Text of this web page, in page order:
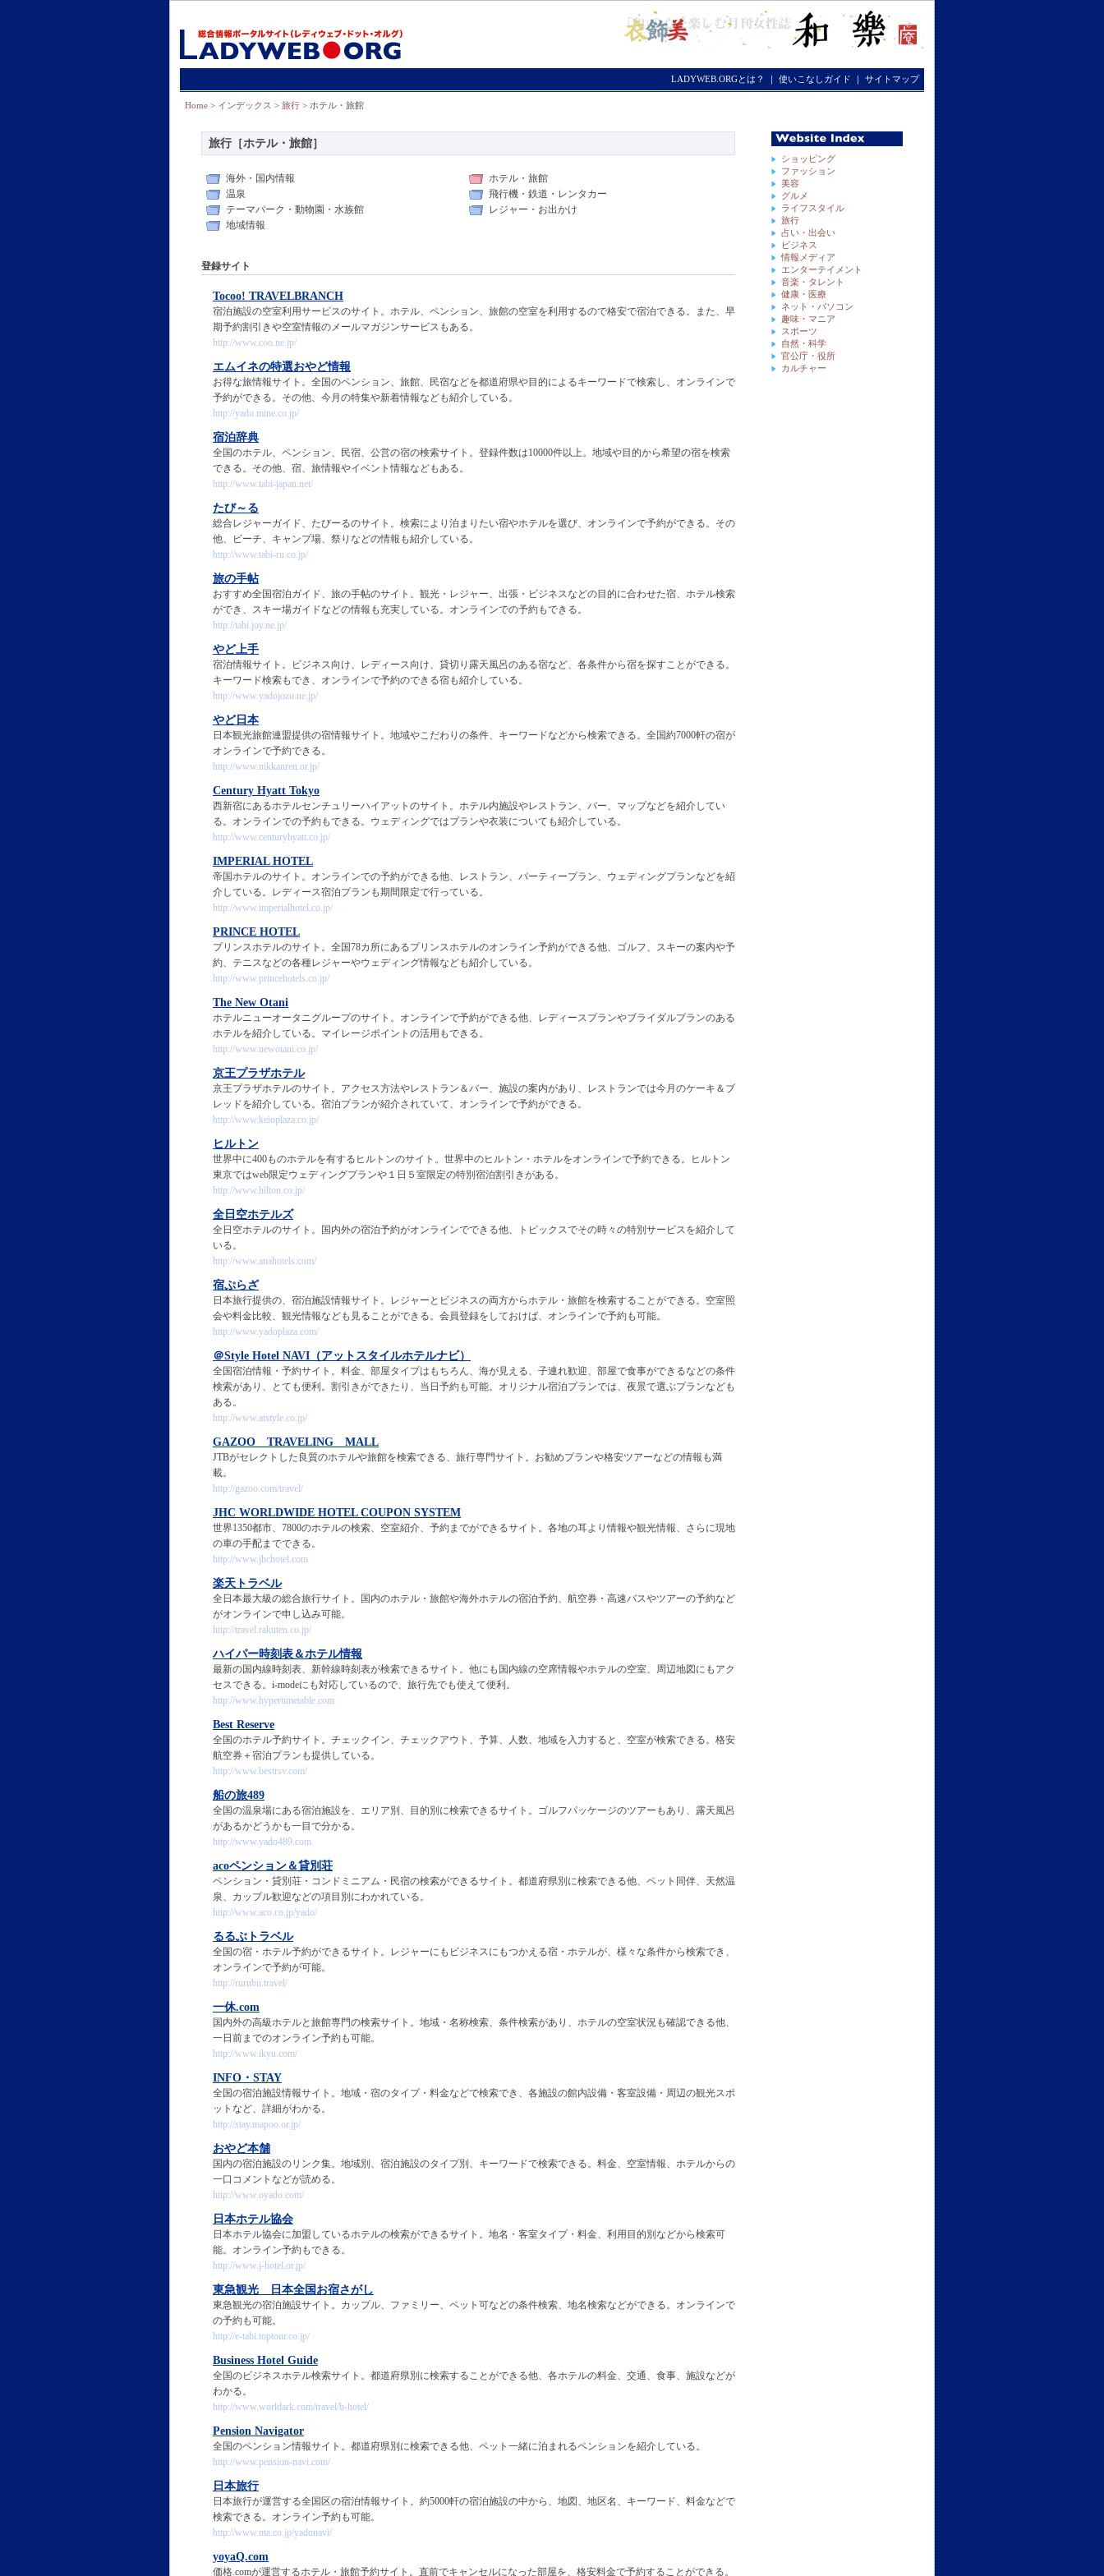
LADYWEB.ORGとは？｜使いこなしガイド｜サイトマップ
Home > インデックス > 旅行 > ホテル・旅館
旅行［ホテル・旅館］
海外・国内情報
ホテル・旅館
温泉
飛行機・鉄道・レンタカー
テーマパーク・動物園・水族館
レジャー・お出かけ
地域情報
登録サイト
Tocoo! TRAVELBRANCH
宿泊施設の空室利用サービスのサイト。ホテル、ペンション、旅館の空室を利用するので格安で宿泊できる。また、早
期予約割引きや空室情報のメールマガジンサービスもある。
http://www.coo.ne.jp/
エムイネの特選おやど情報
お得な旅情報サイト。全国のペンション、旅館、民宿などを都道府県や目的によるキーワードで検索し、オンラインで
予約ができる。その他、今月の特集や新着情報なども紹介している。
http://yado.mine.co.jp/
宿泊辞典
全国のホテル、ペンション、民宿、公営の宿の検索サイト。登録件数は10000件以上。地域や目的から希望の宿を検索
できる。その他、宿、旅情報やイベント情報などもある。
http://www.tabi-japan.net/
たび～る
総合レジャーガイド、たびーるのサイト。検索により泊まりたい宿やホテルを選び、オンラインで予約ができる。その
他、ビーチ、キャンプ場、祭りなどの情報も紹介している。
http://www.tabi-ru.co.jp/
旅の手帖
おすすめ全国宿泊ガイド、旅の手帖のサイト。観光・レジャー、出張・ビジネスなどの目的に合わせた宿、ホテル検索
ができ、スキー場ガイドなどの情報も充実している。オンラインでの予約もできる。
http://tabi.joy.ne.jp/
やど上手
宿泊情報サイト。ビジネス向け、レディース向け、貸切り露天風呂のある宿など、各条件から宿を探すことができる。
キーワード検索もでき、オンラインで予約のできる宿も紹介している。
http://www.yadojozu.ne.jp/
やど日本
日本観光旅館連盟提供の宿情報サイト。地域やこだわりの条件、キーワードなどから検索できる。全国約7000軒の宿が
オンラインで予約できる。
http://www.nikkanren.or.jp/
Century Hyatt Tokyo
西新宿にあるホテルセンチュリーハイアットのサイト。ホテル内施設やレストラン、バー、マップなどを紹介してい
る。オンラインでの予約もできる。ウェディングではプランや衣装についても紹介している。
http://www.centuryhyatt.co.jp/
IMPERIAL HOTEL
帝国ホテルのサイト。オンラインでの予約ができる他、レストラン、パーティープラン、ウェディングプランなどを紹
介している。レディース宿泊プランも期間限定で行っている。
http://www.imperialhotel.co.jp/
PRINCE HOTEL
プリンスホテルのサイト。全国78カ所にあるプリンスホテルのオンライン予約ができる他、ゴルフ、スキーの案内や予
約、テニスなどの各種レジャーやウェディング情報なども紹介している。
http://www.princehotels.co.jp/
The New Otani
ホテルニューオータニグループのサイト。オンラインで予約ができる他、レディースプランやブライダルプランのある
ホテルを紹介している。マイレージポイントの活用もできる。
http://www.newotani.co.jp/
京王プラザホテル
京王プラザホテルのサイト。アクセス方法やレストラン＆バー、施設の案内があり、レストランでは今月のケーキ＆ブ
レッドを紹介している。宿泊プランが紹介されていて、オンラインで予約ができる。
http://www.keioplaza.co.jp/
ヒルトン
世界中に400ものホテルを有するヒルトンのサイト。世界中のヒルトン・ホテルをオンラインで予約できる。ヒルトン
東京ではweb限定ウェディングプランや１日５室限定の特別宿泊割引きがある。
http://www.hilton.co.jp/
全日空ホテルズ
全日空ホテルのサイト。国内外の宿泊予約がオンラインでできる他、トピックスでその時々の特別サービスを紹介して
いる。
http://www.anahotels.com/
宿ぷらざ
日本旅行提供の、宿泊施設情報サイト。レジャーとビジネスの両方からホテル・旅館を検索することができる。空室照
会や料金比較、観光情報なども見ることができる。会員登録をしておけば、オンラインで予約も可能。
http://www.yadoplaza.com/
＠Style Hotel NAVI（アットスタイルホテルナビ）
全国宿泊情報・予約サイト。料金、部屋タイプはもちろん、海が見える、子連れ歓迎、部屋で食事ができるなどの条件
検索があり、とても便利。割引きができたり、当日予約も可能。オリジナル宿泊プランでは、夜景で選ぶプランなども
ある。
http://www.atstyle.co.jp/
GAZOO TRAVELING MALL
JTBがセレクトした良質のホテルや旅館を検索できる、旅行専門サイト。お勧めプランや格安ツアーなどの情報も満
載。
http://gazoo.com/travel/
JHC WORLDWIDE HOTEL COUPON SYSTEM
世界1350都市、7800のホテルの検索、空室紹介、予約までができるサイト。各地の耳より情報や観光情報、さらに現地
の車の手配までできる。
http://www.jhchotel.com
楽天トラベル
全日本最大級の総合旅行サイト。国内のホテル・旅館や海外ホテルの宿泊予約、航空券・高速バスやツアーの予約など
がオンラインで申し込み可能。
http://travel.rakuten.co.jp/
ハイパー時刻表＆ホテル情報
最新の国内線時刻表、新幹線時刻表が検索できるサイト。他にも国内線の空席情報やホテルの空室、周辺地図にもアク
セスできる。i-modeにも対応しているので、旅行先でも使えて便利。
http://www.hypertimetable.com
Best Reserve
全国のホテル予約サイト。チェックイン、チェックアウト、予算、人数、地域を入力すると、空室が検索できる。格安
航空券＋宿泊プランも提供している。
http://www.bestrsv.com/
船の旅489
全国の温泉場にある宿泊施設を、エリア別、目的別に検索できるサイト。ゴルフパッケージのツアーもあり、露天風呂
があるかどうかも一目で分かる。
http://www.yado489.com
acoペンション＆貸別荘
ペンション・貸別荘・コンドミニアム・民宿の検索ができるサイト。都道府県別に検索できる他、ペット同伴、天然温
泉、カップル歓迎などの項目別にわかれている。
http://www.aco.co.jp/yado/
るるぶトラベル
全国の宿・ホテル予約ができるサイト。レジャーにもビジネスにもつかえる宿・ホテルが、様々な条件から検索でき、
オンラインで予約が可能。
http://rurubu.travel/
一休.com
国内外の高級ホテルと旅館専門の検索サイト。地域・名称検索、条件検索があり、ホテルの空室状況も確認できる他、
一日前までのオンライン予約も可能。
http://www.ikyu.com/
INFO・STAY
全国の宿泊施設情報サイト。地域・宿のタイプ・料金などで検索でき、各施設の館内設備・客室設備・周辺の観光スポ
ットなど、詳細がわかる。
http://stay.mapoo.or.jp/
おやど本舗
国内の宿泊施設のリンク集。地域別、宿泊施設のタイプ別、キーワードで検索できる。料金、空室情報、ホテルからの
一口コメントなどが読める。
http://www.oyado.com/
日本ホテル協会
日本ホテル協会に加盟しているホテルの検索ができるサイト。地名・客室タイプ・料金、利用目的別などから検索可
能。オンライン予約もできる。
http://www.j-hotel.or.jp/
東急観光 日本全国お宿さがし
東急観光の宿泊施設サイト。カップル、ファミリー、ペット可などの条件検索、地名検索などができる。オンラインで
の予約も可能。
http://e-tabi.toptour.co.jp/
Business Hotel Guide
全国のビジネスホテル検索サイト。都道府県別に検索することができる他、各ホテルの料金、交通、食事、施設などが
わかる。
http://www.worldark.com/travel/b-hotel/
Pension Navigator
全国のペンション情報サイト。都道府県別に検索できる他、ペット一緒に泊まれるペンションを紹介している。
http://www.pension-navi.com/
日本旅行
日本旅行が運営する全国区の宿泊情報サイト。約5000軒の宿泊施設の中から、地図、地区名、キーワード、料金などで
検索できる。オンライン予約も可能。
http://www.nta.co.jp/yadonavi/
yoyaQ.com
価格.comが運営するホテル・旅館予約サイト。直前でキャンセルになった部屋を、格安料金で予約することができる。